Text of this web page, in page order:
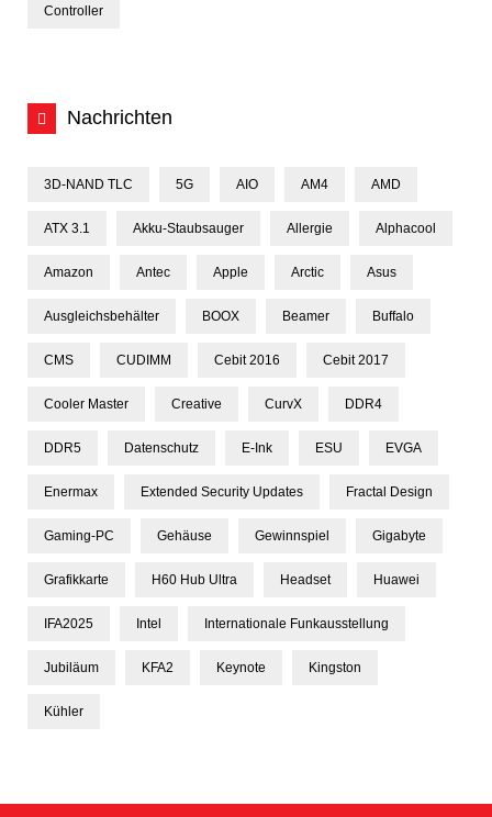
Controller
Nachrichten
3D-NAND TLC 5G AIO AM4 AMD
ATX 3.1 Akku-Staubsauger Allergie Alphacool
Amazon Antec Apple Arctic Asus
Ausgleichsbehälter BOOX Beamer Buffalo
CMS CUDIMM Cebit 2016 Cebit 2017
Cooler Master Creative CurvX DDR4
DDR5 Datenschutz E-Ink ESU EVGA
Enermax Extended Security Updates Fractal Design
Gaming-PC Gehäuse Gewinnspiel Gigabyte
Grafikkarte H60 Hub Ultra Headset Huawei
IFA2025 Intel Internationale Funkausstellung
Jubiläum KFA2 Keynote Kingston
Kühler